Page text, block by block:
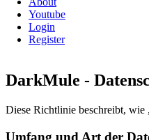
Youtube
Login
Register
DarkMule -
Diese Richtlinie beschreibt, wie
Umfang und Art der